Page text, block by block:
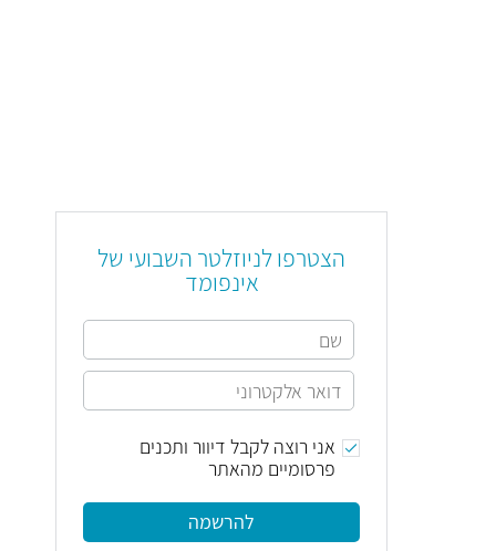
הצטרפו לניוזלטר השבועי של
אינפומד
אני רוצה לקבל דיוור ותכנים
פרסומיים מהאתר
להרשמה